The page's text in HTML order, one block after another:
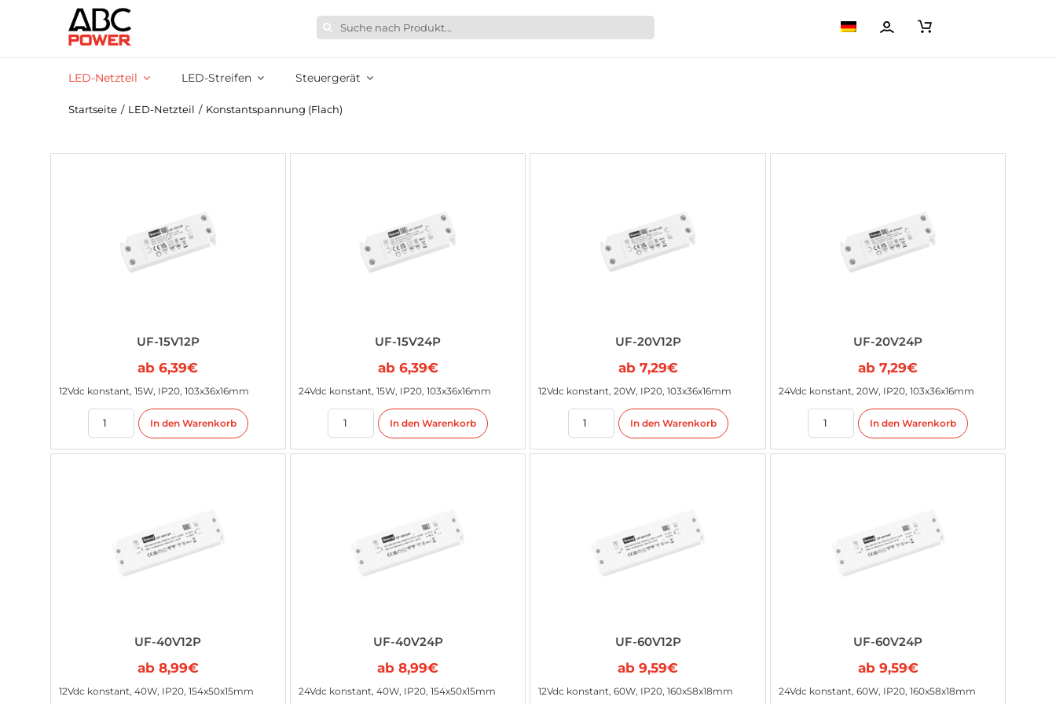
Suche
nach:
LED-Netzteil LED-Streifen Steuergerät
Startseite / LED-Netzteil / Konstantspannung (Flach)
UF-15V12P
ab6,39€
12Vdc konstant, 15W, IP20, 103x36x16mm
In den Warenkorb
UF-15V24P
ab 6,39€
24Vdc konstant, 15W, IP20, 103x36x16mm
In den Warenkorb
UF-20V12P
ab 7,29€
12Vdc konstant, 20W, IP20, 103x36x16mm
In den Warenkorb
UF-20V24P
ab7,29€
24Vdc konstant, 20W, IP20, 103x36x16mm
In den Warenkorb
UF-40V12P
ab 8,99€
12Vdc konstant, 40W, IP20, 154x50x15mm
UF-40V24P
ab8,99€
24Vdc konstant, 40W, IP20, 154x50x15mm
UF-60V12P
ab9,59€
12Vdc konstant, 60W, IP20, 160x58x18mm
UF-60V24P
ab 9,59€
24Vdc konstant, 60W, IP20, 160x58x18mm